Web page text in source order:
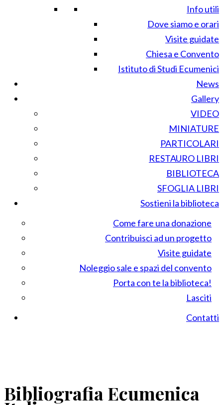
Info utili
Dove siamo e orari
Visite guidate
Chiesa e Convento
Istituto di Studi Ecumenici
News
Gallery
VIDEO
MINIATURE
PARTICOLARI
RESTAURO LIBRI
BIBLIOTECA
SFOGLIA LIBRI
Sostieni la biblioteca
Come fare una donazione
Contribuisci ad un progetto
Visite guidate
Noleggio sale e spazi del convento
Porta con te la biblioteca!
Lasciti
Contatti
Bibliografia Ecumenica